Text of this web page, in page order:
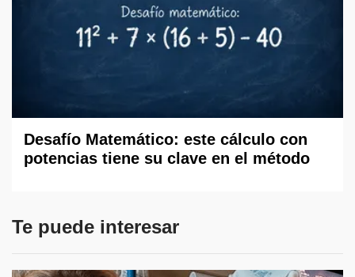
Desafío Matemático: este cálculo con
potencias tiene su clave en el método
Te puede interesar